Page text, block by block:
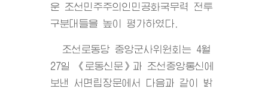
운 조선민주주의인민공화국무력 전투
구분대들을 높이 평가하였다.
조선로동당 중앙군사위원회는 4월
27일 《로동신문》과 조선중앙통신에
보낸 서면립장문에서 다음과 같이 밝